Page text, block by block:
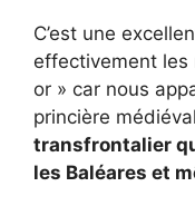
C’est une
effectivement les
or » car nous
princière
transfrontalier
les Baléares et